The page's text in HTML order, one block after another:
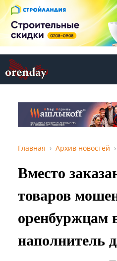
Главная Архив новостей
Вместо
товаров
оренбуржцам
наполнитель